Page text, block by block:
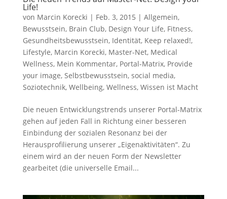
Life!
von Marcin Korecki | Feb. 3, 2015 | Allgemein,
Bewusstsein, Brain Club, Design Your Life, Fitness,
Gesundheitsbewusstsein, Identität, Keep relaxed!,
Lifestyle, Marcin Korecki, Master-Net, Medical
Wellness, Mein Kommentar, Portal-Matrix, Provide
your image, Selbstbewusstsein, social media,
Soziotechnik, Wellbeing, Wellness, Wissen ist Macht
Die neuen Entwicklungstrends unserer Portal-Matrix
gehen auf jeden Fall in Richtung einer besseren
Einbindung der sozialen Resonanz bei der
Herausprofilierung unserer „Eigenaktivitäten“. Zu
einem wird an der neuen Form der Newsletter
gearbeitet (die universelle Email...